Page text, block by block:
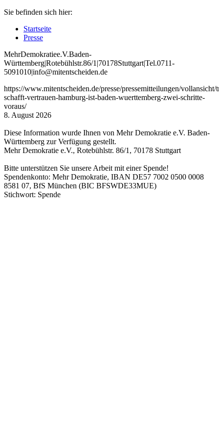
Sie befinden sich hier:
Startseite
Presse
MehrDemokratiee.V.Baden-
Württemberg|Rotebühlstr.86/1 |70178Stuttgart|Tel.0711-
5091010|info@mitentscheiden.de
https://www.mitentscheiden.de/presse/pressemitteilungen/vollansicht/
schafft-vertrauen-hamburg-ist-baden-wuerttemberg-zwei-schritte-
voraus/
8. August 2026
Diese Information wurde Ihnen von Mehr Demokratie e.V. Baden-
Württemberg zur Verfügung gestellt.
Mehr Demokratie e.V., Rotebühlstr. 86/1, 70178 Stuttgart
Bitte unterstützen Sie unsere Arbeit mit einer Spende!
Spendenkonto: Mehr Demokratie, IBAN DE57 7002 0500 0008
8581 07, BfS München (BIC BFSWDE33MUE)
Stichwort: Spende